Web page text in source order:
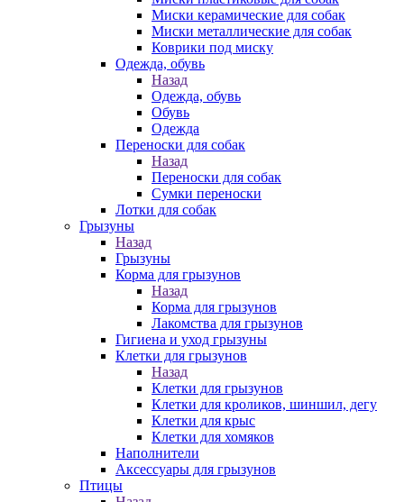
Миски керамические для собак
Миски металлические для собак
Коврики под миску
Одежда, обувь
Назад
Одежда, обувь
Обувь
Одежда
Переноски для собак
Назад
Переноски для собак
Сумки переноски
Лотки для собак
Грызуны
Назад
Грызуны
Корма для грызунов
Назад
Корма для грызунов
Лакомства для грызунов
Гигиена и уход грызуны
Клетки для грызунов
Назад
Клетки для грызунов
Клетки для кроликов, шиншил, дегу
Клетки для крыс
Клетки для хомяков
Наполнители
Аксессуары для грызунов
Птицы